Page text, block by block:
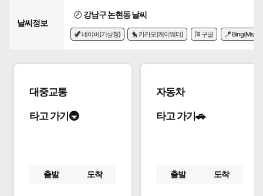
날씨정보
🕗 강남구 논현동 날씨
🦖 네이버(기상청) 🐤 카카오(케이웨더) 🎏 구글 🪁 Bing(Msn)
대중교통
타고 가기🚇
출발 도착
자동차
타고 가기🚗
출발 도착